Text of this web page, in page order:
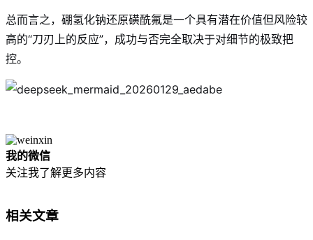
总而言之，硼氢化钠还原磺酰氟是一个具有潜在价值但风险较
高的“刀刃上的反应”，成功与否完全取决于对细节的极致把
控。
我的微信
关注我了解更多内容
相关文章